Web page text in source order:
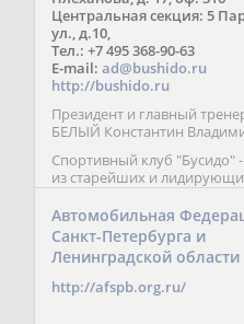
по истории и литературе,
организация регулярных
шахматных сборов на
базах и в детских лагерях,
проведение встреч с
шахматистами;
обучение; онлайн
форме вебинаров и
индивидуальных занятий,
столы российских и
международных тренеров,
трансляция мероприятий и
турниров.
Центральная секция: 5
ул., д.10,
Тел.: +7 495 368-90-63
E-mail: ad@bushido.ru
http://bushido.ru
Президент и главный
БЕЛЫЙ Константин
Спортивный клуб "Бусидо"
из старейших и
клубов России, изучающих
развивающих различные
искусства и, прежде всего,
Кёкусинкай - первого в мире
контактного каратэ,
огромное развитие во всем
мире. Однако, спектр
Автомобильная
Санкт-Петербурга и
Ленинградской области
http://afspb.org.ru/